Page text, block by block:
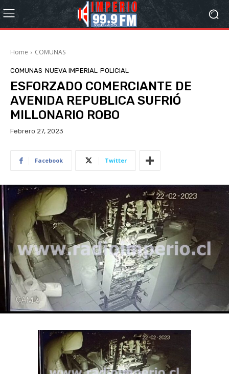
Home COMUNAS
COMUNAS NUEVA IMPERIAL POLICIAL
ESFORZADO COMERCIANTE DE
AVENIDA REPUBLICA SUFRIÓ
MILLONARIO ROBO
Febrero 27, 2023
Facebook Twitter